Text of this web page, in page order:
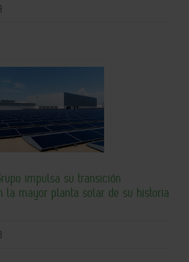
impulsa su transición
la mayor planta solar de su historia